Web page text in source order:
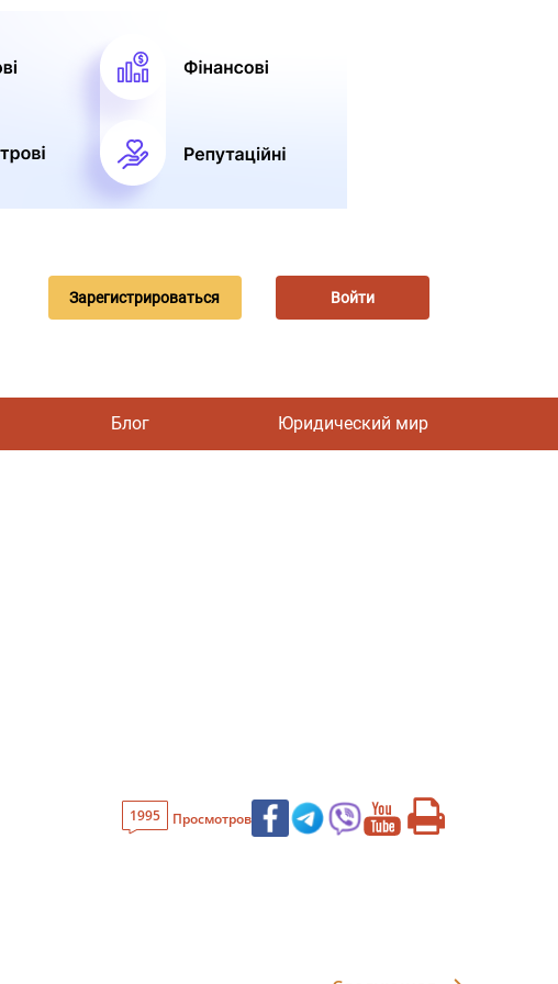
Зарегистрироваться Войти
Блог Юридический мир
1995 Просмотров